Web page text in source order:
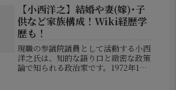
場での出来事に関する報道が注目を集
めています。週刊誌の報道では、撮影
中...
【小西洋之】結婚や妻(嫁)･子
供など家族構成！Wiki経歴学
歴も！
現職の参議院議員として活動する小西
洋之氏は、知的な語り口と緻密な政策
論で知られる政治家です。1972年1月